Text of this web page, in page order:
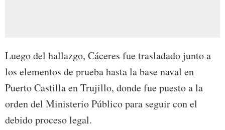
Luego del hallazgo, Cáceres fue trasladado junto a
los elementos de prueba hasta la base naval en
Puerto Castilla en Trujillo, donde fue puesto a la
orden del Ministerio Público para seguir con el
debido proceso legal.